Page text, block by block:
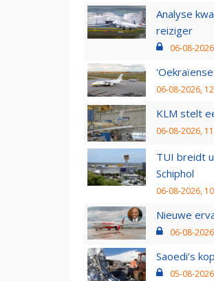
Analyse
reiziger
06-08-
06-08-2026,
KLM stelt
06-08-2026,
TUI breidt
Schiphol
06-08-2026,
Nieuwe
06-08-
Saoedi’s
05-08-